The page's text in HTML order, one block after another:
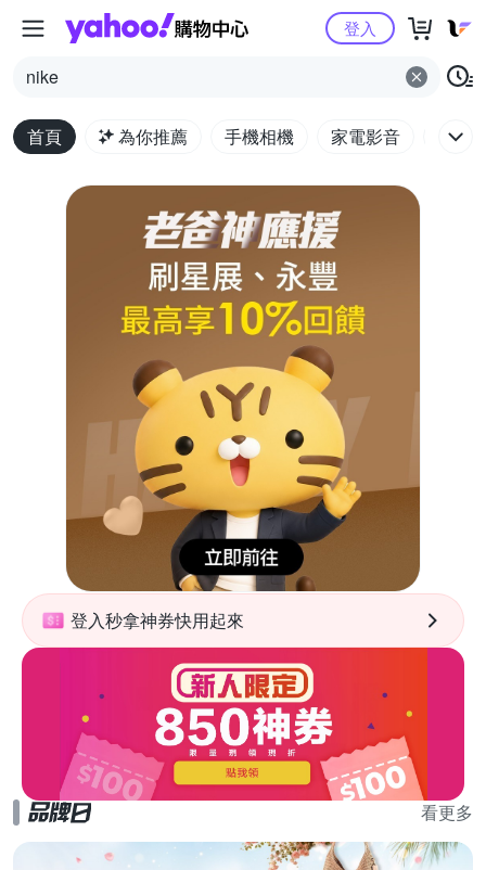
Yahoo購物中心
nike
登入
首頁 為你推薦 手機相機 家電影音 電腦
登入秒拿神券快用起來
看更多